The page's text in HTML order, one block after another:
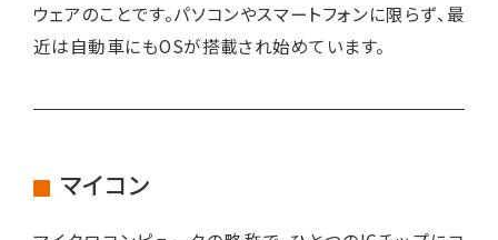
ウェアのことです。パソコンやスマートフォンに限らず、最
近は自動車にもOSが搭載され始めています。
マイコン